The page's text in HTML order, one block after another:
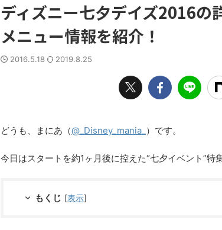
ディズニー七夕デイズ2016の
メニュー情報を紹介！
2016.5.18 2019.8.25
どうも、まにあ（@_Disney_mania_ ）です。
今日はスタートを約1ヶ月後に控えた“七夕イベント”特
もくじ [表示]